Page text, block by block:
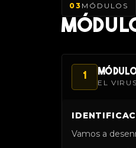
03 MÓDULOS
1
EL
Vamos a